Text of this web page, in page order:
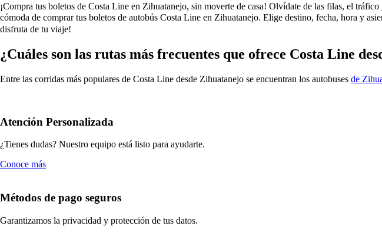
¡Compra tus boletos de Costa Line en Zihuatanejo, sin moverte de casa! Olvídate de las filas, el
cómoda de comprar tus boletos de autobús Costa Line en Zihuatanejo. Elige destino, fecha, hora y
disfruta de tu viaje!
¿Cuáles son las rutas más frecuentes que ofrece Costa Line
Entre las corridas más populares de Costa Line desde Zihuatanejo se encuentran los autobuses de
Atención Personalizada
¿Tienes dudas? Nuestro equipo está listo para ayudarte.
Conoce más
Métodos de pago seguros
Garantizamos la privacidad y protección de tus datos.